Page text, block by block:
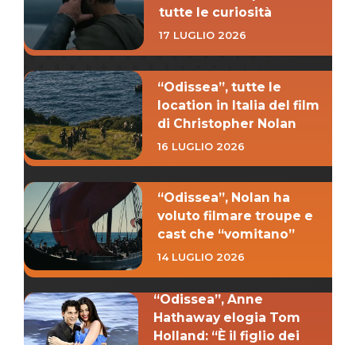
tutte le curiosità
17 LUGLIO 2026
“Odissea”, tutte le
location in Italia del film
di Christopher Nolan
16 LUGLIO 2026
“Odissea”, Nolan ha
voluto filmare troupe e
cast che “vomitano”
14 LUGLIO 2026
“Odissea”, Anne
Hathaway elogia Tom
Holland: “È il figlio dei